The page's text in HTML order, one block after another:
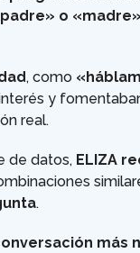
o «madre»
, como
y
real.
de datos, ELIZA
.
más